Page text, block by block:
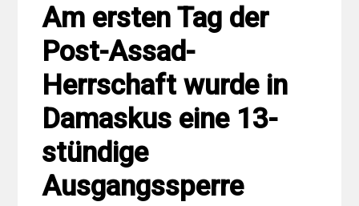
Am ersten Tag der
Post-Assad-
Herrschaft wurde in
Damaskus eine 13-
stündige
Ausgangssperre